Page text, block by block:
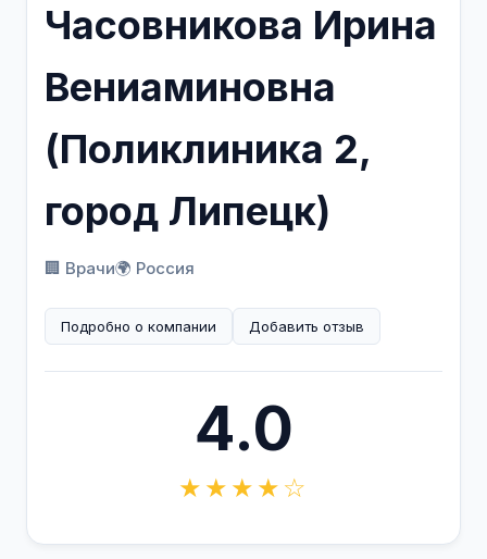
Часовникова Ирина
Вениаминовна
(Поликлиника 2,
город Липецк)
🏢 Врачи🌍 Россия
Подробно о компании Добавить отзыв
4.0
★★★★☆